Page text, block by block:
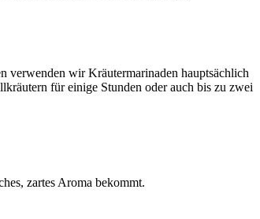
verwenden wir Kräutermarinaden hauptsächlich
für einige Stunden oder auch bis zu zwei
zartes Aroma bekommt.